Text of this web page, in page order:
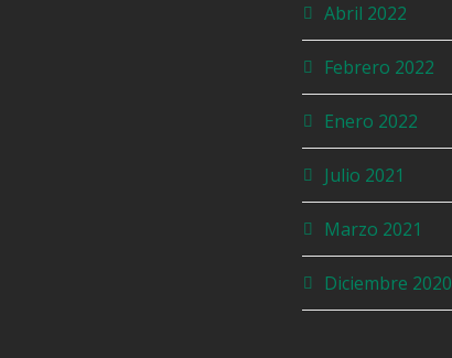
Abril 2022
Febrero 2022
Enero 2022
Julio 2021
Marzo 2021
Diciembre 2020